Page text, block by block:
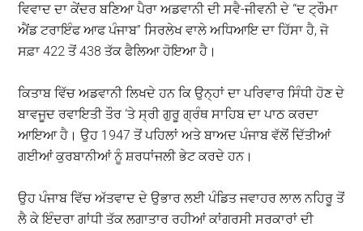
ਵਿਵਾਦ ਦਾ ਕੇਂਦਰ ਬਣਿਆ ਪੈਰਾ ਅਡਵਾਨੀ ਦੀ ਸਵੈ-ਜੀਵਨੀ ਦੇ “ਦ ਟ੍ਰੌਮਾ
ਐਂਡ ਟਰਾਇੰਫ ਆਫ ਪੰਜਾਬ” ਸਿਰਲੇਖ ਵਾਲੇ ਅਧਿਆਇ ਦਾ ਹਿੱਸਾ ਹੈ, ਜੋ
ਸਫ਼ਾ 422 ਤੋਂ 438 ਤੱਕ ਫੈਲਿਆ ਹੋਇਆ ਹੈ।
ਕਿਤਾਬ ਵਿੱਚ ਅਡਵਾਨੀ ਲਿਖਦੇ ਹਨ ਕਿ ਉਨ੍ਹਾਂ ਦਾ ਪਰਿਵਾਰ ਸਿੰਧੀ ਹੋਣ ਦੇ
ਬਾਵਜੂਦ ਰਵਾਇਤੀ ਤੌਰ ‘ਤੇ ਸ੍ਰੀ ਗੁਰੂ ਗ੍ਰੰਥ ਸਾਹਿਬ ਦਾ ਪਾਠ ਕਰਦਾ
ਆਇਆ ਹੈ। ਉਹ 1947 ਤੋਂ ਪਹਿਲਾਂ ਅਤੇ ਬਾਅਦ ਪੰਜਾਬ ਵੱਲੋਂ ਦਿੱਤੀਆਂ
ਗਈਆਂ ਕੁਰਬਾਨੀਆਂ ਨੂੰ ਸ਼ਰਧਾਂਜਲੀ ਭੇਟ ਕਰਦੇ ਹਨ।
ਉਹ ਪੰਜਾਬ ਵਿੱਚ ਅੱਤਵਾਦ ਦੇ ਉਭਾਰ ਲਈ ਪੰਡਿਤ ਜਵਾਹਰ ਲਾਲ ਨਹਿਰੂ ਤੋਂ
ਲੈ ਕੇ ਇੰਦਰਾ ਗਾਂਧੀ ਤੱਕ ਲਗਾਤਾਰ ਰਹੀਆਂ ਕਾਂਗਰਸੀ ਸਰਕਾਰਾਂ ਦੀ